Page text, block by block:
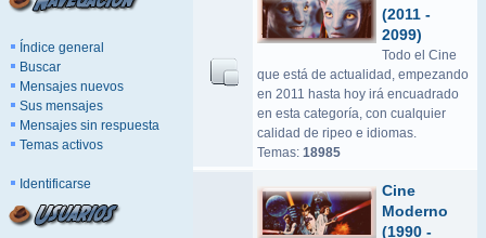
Índice general
Buscar
Mensajes nuevos
Sus mensajes
Mensajes sin respuesta
Temas activos
Identificarse
(2011 -
2099)
Todo el Cine
que está de actualidad, empezando
en 2011 hasta hoy irá encuadrado
en esta categoría, con cualquier
calidad de ripeo e idiomas.
Temas: 18985
Cine
Moderno
(1990 -